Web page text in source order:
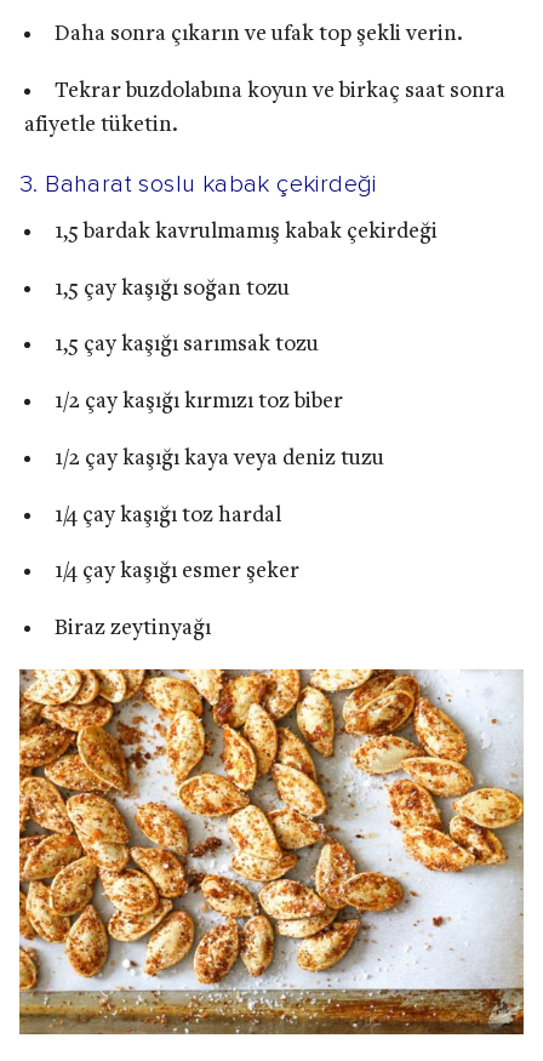
Daha sonra çıkarın ve ufak top şekli verin.
Tekrar buzdolabına koyun ve birkaç saat sonra
afiyetle tüketin.
3. Baharat soslu kabak çekirdeği
1,5 bardak kavrulmamış kabak çekirdeği
1,5 çay kaşığı soğan tozu
1,5 çay kaşığı sarımsak tozu
1/2 çay kaşığı kırmızı toz biber
1/2 çay kaşığı kaya veya deniz tuzu
1/4 çay kaşığı toz hardal
1/4 çay kaşığı esmer şeker
Biraz zeytinyağı